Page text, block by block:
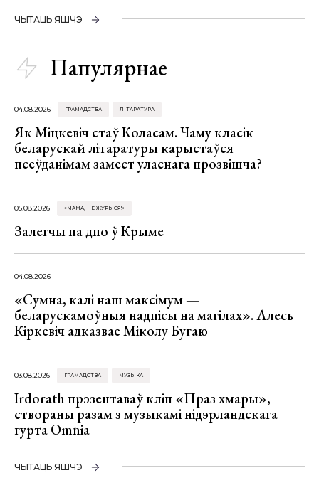
ЧЫТАЦЬ ЯШЧЭ
Папулярнае
04.08.2026 ГРАМАДСТВА ЛІТАРАТУРА
Як Міцкевіч стаў Коласам. Чаму класік
беларускай літаратуры карыстаўся
псеўданімам замест уласнага прозвішча?
05.08.2026 «МАМА, НЕ ЖУРЫСЯ!»
Залегчы на дно ў Крыме
04.08.2026
«Сумна, калі наш максімум —
беларускамоўныя надпісы на магілах». Алесь
Кіркевіч адказвае Міколу Бугаю
03.08.2026 ГРАМАДСТВА МУЗЫКА
Irdorath прэзентаваў кліп «Праз хмары»,
створаны разам з музыкамі нідэрландскага
гурта Omnia
ЧЫТАЦЬ ЯШЧЭ